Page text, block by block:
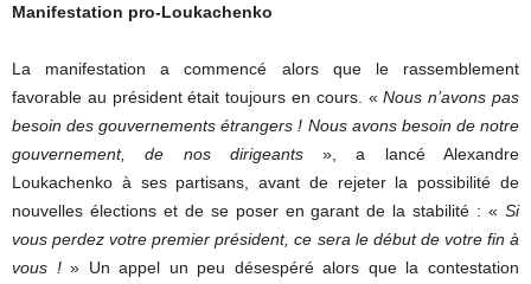
Manifestation pro-Loukachenko
La manifestation a commencé alors que le rassemblement
favorable au président était toujours en cours. «Nous n’avons pas
besoin des gouvernements étrangers ! Nous avons besoin de notre
gouvernement, de nos dirigeants», a lancé Alexandre
Loukachenko à ses partisans, avant de rejeter la possibilité de
nouvelles élections et de se poser en garant de la stabilité : « Si
vous perdez votre premier président, ce sera le début de votre fin à
vous !» Un appel un peu désespéré alors que la contestation